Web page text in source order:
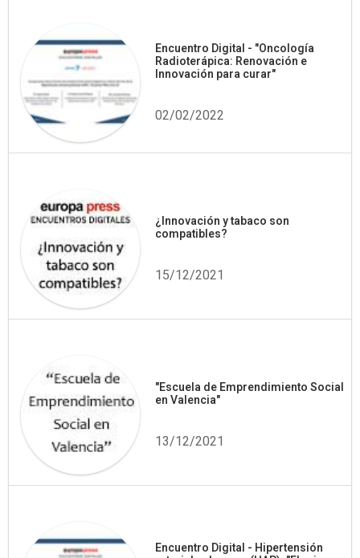
Encuentro Digital - "Oncología
Radioterápica: Renovación e
Innovación para curar"
02/02/2022
¿Innovación y tabaco son
compatibles?
15/12/2021
"Escuela de Emprendimiento Social
en Valencia"
13/12/2021
Encuentro Digital - Hipertensión